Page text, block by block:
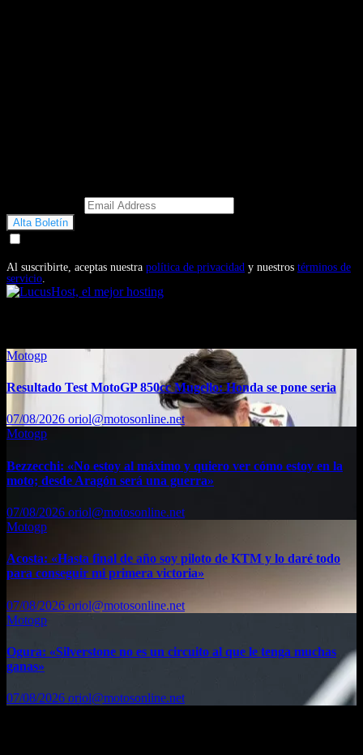
Al suscribirte, aceptas nuestra política de privacidad y nuestros términos de
servicio.
Motogp
Resultado Test MotoGP 850cc Mugello: Honda se pone seria
07/08/2026 oriol@motosonline.net
Motogp
Bezzecchi: «No estoy al máximo y quiero ver cómo estoy en la
moto; desde Aragón será una guerra»
07/08/2026 oriol@motosonline.net
Motogp
Acosta: «Hasta final de año soy piloto de KTM y lo daré todo
para conseguir mi primera victoria»
07/08/2026 oriol@motosonline.net
Motogp
Ogura: «Silverstone no es un circuito al que le tenga muchas
ganas»
07/08/2026 oriol@motosonline.net